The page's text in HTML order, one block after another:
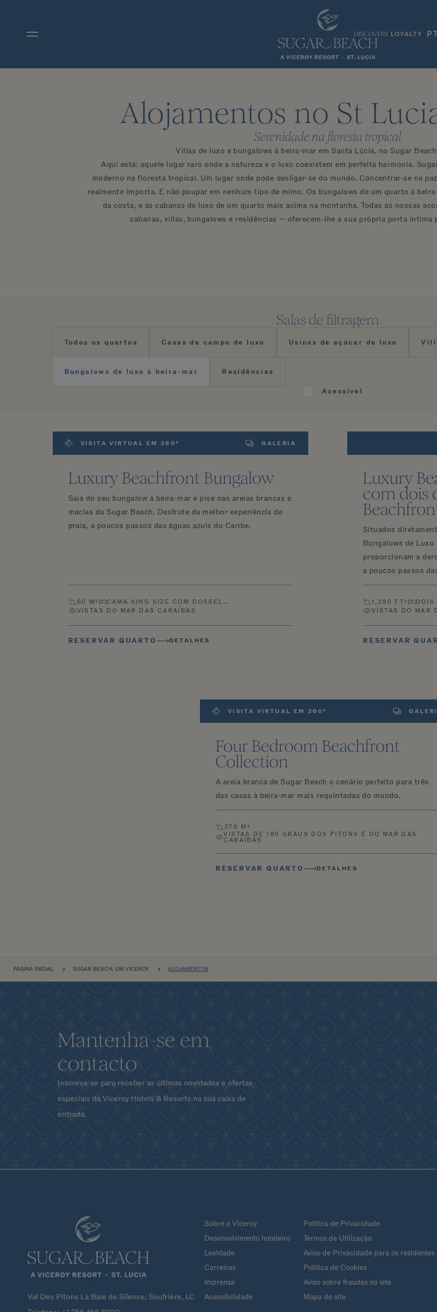
Alojamentos no St
Serenidade na floresta tropical
Villas de luxo e bungalows à beira-mar em Santa Lúcia, no Sugar
Aqui está: aquele lugar raro onde a natureza e o luxo coexistem em perfeita harmonia.
moderno na floresta tropical. Um lugar onde pode desligar-se do mundo. Concentrar-se na
realmente importa. E não poupar em nenhum tipo de mimo. Os bungalows de um quarto à
da costa, e as cabanas de luxo de um quarto mais acima na montanha. Todas as nossas
cabanas, villas, bungalows e residências — oferecem-lhe a sua própria porta íntima
Salas de filtragem
Todos os quartos Casas de campo de luxo Usinas de açúcar de luxo
Bungalows de luxo à beira-mar Residências
Acessível
VISITA VIRTUAL EM 360° GALERIA
Luxury Beachfront Bungalow
Saia do seu bungalow à beira-mar e pise nas areias brancas e
macias da Sugar Beach. Desfrute da melhor experiência de
praia, a poucos passos das águas azuis do Caribe.
60 M²
CAMA KING SIZE COM DOSSEL…
VISTAS DO MAR DAS CARAÍBAS
RESERVAR QUARTO DETALHES
Luxury
com dois
Situados
Bungalows de
proporcionam a
a poucos passos
1,290 FT²
DOIS
VISTAS DO MAR
RESERVAR
VISITA VIRTUAL EM 360°
Four Bedroom Beachfront
Collection
A areia branca de Sugar Beach o cenário perfeito para três
das casas à beira-mar mais requintadas do mundo.
370 M²
VISTAS DE 180 GRAUS DOS PITONS E DO MAR DAS
CARAÍBAS
RESERVAR QUARTO DETALHES
NAVEGAÇÃO
PÁGINA INICIAL SUGAR BEACH, UM VICEROY ALOJAMENTOS
Mantenha-se em
contacto
Inscreva-se para receber as últimas novidades e ofertas
especiais da Viceroy Hotels & Resorts na sua caixa de
entrada.
Val Des Pitons La Baie de Silence, Soufrière, LC
Sobre a Viceroy
Desenvolvimento hoteleiro
Lealdade
Carreiras
Imprensa
Acessibilidade
Política de Privacidade
Termos de Utilização
Aviso de Privacidade para os
Política de Cookies
Aviso sobre fraudes no site
Mapa do site